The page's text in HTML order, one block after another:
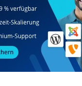
Berliner
gesund Ernährung